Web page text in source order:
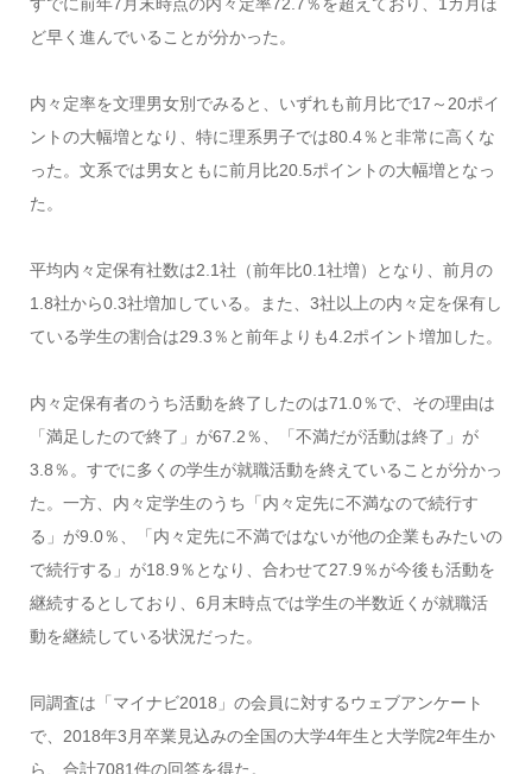
ど早く進んでいることが分かった。
内々定率を文理男女別でみると、いずれも前月比で17～20ポイ
ントの大幅増となり、特に理系男子では80.4％と非常に高くな
った。文系では男女ともに前月比20.5ポイントの大幅増となっ
た。
平均内々定保有社数は2.1社（前年比0.1社増）となり、前月の
1.8社から0.3社増加している。また、3社以上の内々定を保有し
ている学生の割合は29.3％と前年よりも4.2ポイント増加した。
内々定保有者のうち活動を終了したのは71.0％で、その理由は
「満足したので終了」が67.2％、「不満だが活動は終了」が
3.8％。すでに多くの学生が就職活動を終えていることが分かっ
た。一方、内々定学生のうち「内々定先に不満なので続行す
る」が9.0％、「内々定先に不満ではないが他の企業もみたいの
で続行する」が18.9％となり、合わせて27.9％が今後も活動を
継続するとしており、6月末時点では学生の半数近くが就職活
動を継続している状況だった。
同調査は「マイナビ2018」の会員に対するウェブアンケート
で、2018年3月卒業見込みの全国の大学4年生と大学院2年生か
ら、合計7081件の回答を得た。